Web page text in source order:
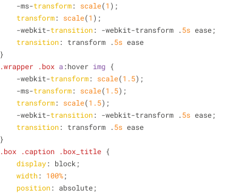
    -ms-
transform: scale(1 );
transform: scale(1 );
    -webkit-
transition: -webkit-transform .5s ease;
transition: transform .5s ease
}
.wrapper
.box a :hover img {
    -webkit-
transform: scale(1.5);
    -ms-
transform: scale(1.5);
transform: scale(1.5);
    -webkit-
transition: -webkit-transform .5s ease;
transition: transform .5s ease
}
.box
.caption .box_title {
display: block;
width: 100%;
position: absolute;